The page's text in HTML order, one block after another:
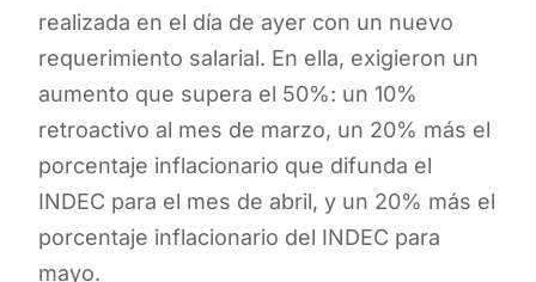
realizada en el día de ayer con un nuevo
requerimiento salarial. En ella, exigieron un
aumento que supera el 50%: un 10%
retroactivo al mes de marzo, un 20% más el
porcentaje inflacionario que difunda el
INDEC para el mes de abril, y un 20% más el
porcentaje inflacionario del INDEC para
mayo.